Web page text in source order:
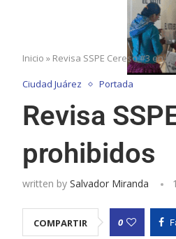
Inicio » Revisa SSPE Cereso #3 en
Ciudad Juárez Portada
Revisa
prohibidos
written by Salvador Miranda
COMPARTIR 0